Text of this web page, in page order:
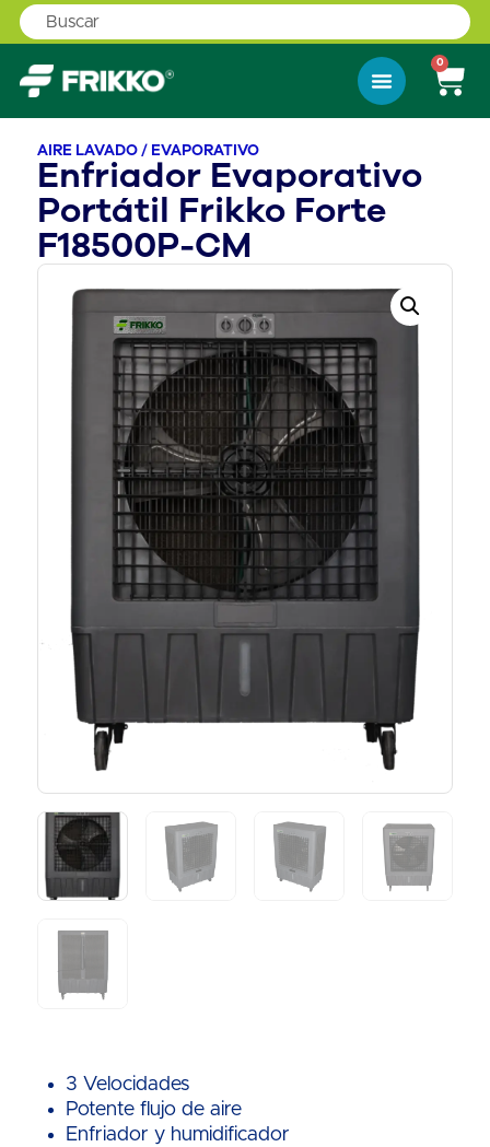
0
AIRE LAVADO / EVAPORATIVO
Enfriador Evaporativo
Portátil Frikko Forte
F18500P-CM
3 Velocidades
Potente flujo de aire
Enfriador y humidificador